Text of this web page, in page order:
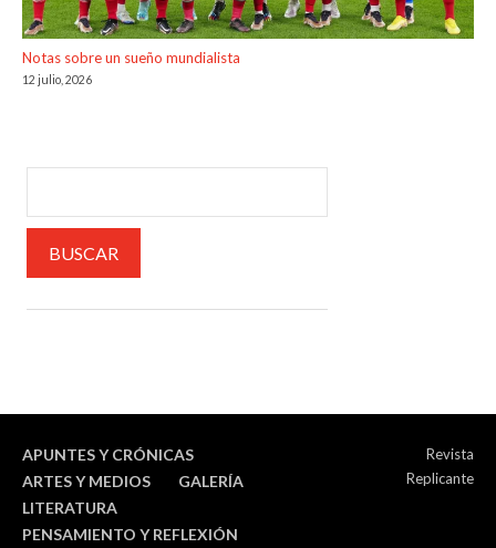
Notas sobre un sueño mundialista
12 julio, 2026
APUNTES Y CRÓNICAS
ARTES Y MEDIOS
GALERÍA
LITERATURA
PENSAMIENTO Y REFLEXIÓN
Revista
Replicante